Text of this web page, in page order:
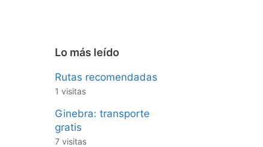
Lo más leído
Rutas recomendadas
1 visitas
Ginebra: transporte
gratis
7 visitas